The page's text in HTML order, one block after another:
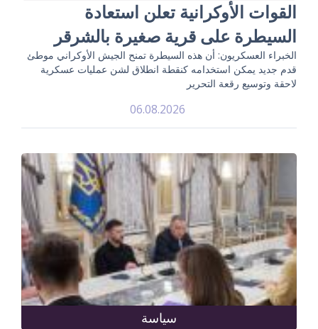
القوات الأوكرانية تعلن استعادة
السيطرة على قرية صغيرة بالشرقر
الخبراء العسكريون: أن هذه السيطرة تمنح الجيش الأوكراني موطئ
قدم جديد يمكن استخدامه كنقطة انطلاق لشن عمليات عسكرية
لاحقة وتوسيع رقعة التحرير
06.08.2026
سياسة